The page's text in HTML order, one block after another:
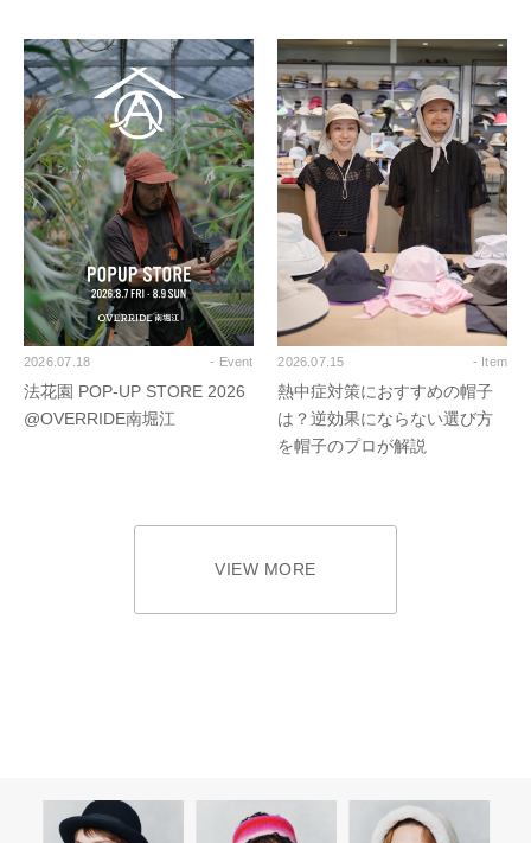
2026.07.18 - Event
法花園 POP-UP STORE 2026
@OVERRIDE南堀江
2026.07.15 - Item
熱中症対策におすすめの帽子
は？逆効果にならない選び方
を帽子のプロが解説
VIEW MORE